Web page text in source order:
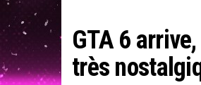
GTA 6
très